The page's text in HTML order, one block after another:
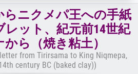
ニクメパ王への手紙
ット、紀元前14世紀
ら（焼き粘土）
from Tirirsama to King Niqmepa,
century BC (baked clay))